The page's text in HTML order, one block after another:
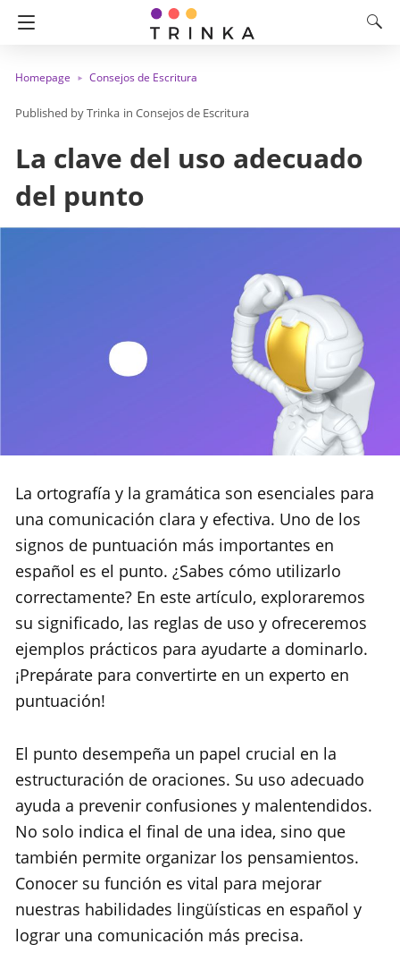
Homepage Consejos de Escritura
Trinka in Consejos de Escritura
La clave del uso adecuado
del punto
La ortografía y la gramática son esenciales para
una comunicación clara y efectiva. Uno de los
signos de puntuación más importantes en
español es el punto. ¿Sabes cómo utilizarlo
correctamente? En este artículo, exploraremos
su significado, las reglas de uso y ofreceremos
ejemplos prácticos para ayudarte a dominarlo.
¡Prepárate para convertirte en un experto en
puntuación!
El punto desempeña un papel crucial en la
estructuración de oraciones. Su uso adecuado
ayuda a prevenir confusiones y malentendidos.
No solo indica el final de una idea, sino que
también permite organizar los pensamientos.
Conocer su función es vital para mejorar
nuestras habilidades lingüísticas en español y
lograr una comunicación más precisa.